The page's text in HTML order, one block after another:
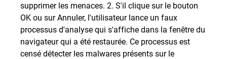
supprimer les menaces. 2. S'il clique sur le bouton
OK ou sur Annuler, l'utilisateur lance un faux
processus d'analyse qui s'affiche dans la fenêtre du
navigateur qui a été restaurée. Ce processus est
censé détecter les malwares présents sur le